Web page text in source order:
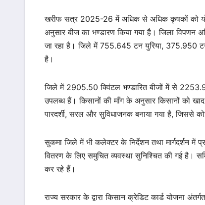
खरीफ सत्र 2025-26 में अधिक से अधिक कृषकों को
अनुसार बीज का भण्डारण किया गया है। जिला विपणन
जा रहा है। जिले में 755.645 टन युरिया, 375.950
है।
जिले में 2905.50 क्विंटल भण्डारित बीजों में से
उपलब्ध हैं। किसानों की माँग के अनुसार किसानों को
पारदर्शी, सरल और सुविधाजनक बनाया गया है, जिससे
सुकमा जिले में भी कलेक्टर के निर्देशन तथा मार्गदर्शन में
वितरण के लिए समुचित व्यवस्था सुनिश्चित की गई है।
कर रहे हैं।
राज्य सरकार के द्वारा किसान क्रेडिट कार्ड योजना